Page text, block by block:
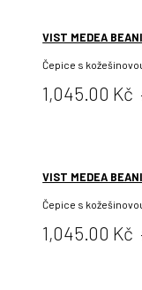
VIST MEDEA
Čepice s
Cena:
1,045.00 Kč
VIST MEDEA
Čepice s
Cena:
1,045.00 Kč